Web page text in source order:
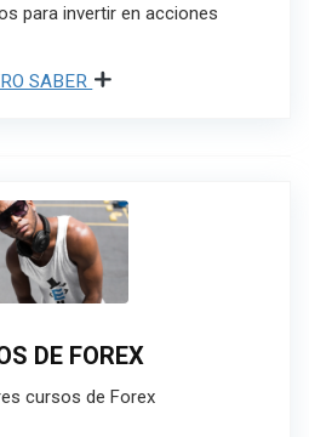
para invertir en acciones
SABER
DE FOREX
cursos de Forex